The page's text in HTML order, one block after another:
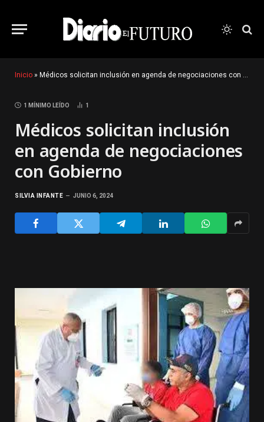
Inicio » Médicos solicitan inclusión en agenda de negociaciones con Gobierno
1 MÍNIMO LEÍDO 1
Médicos solicitan inclusión
en agenda de negociaciones
con Gobierno
SILVIA INFANTE JUNIO 6, 2024